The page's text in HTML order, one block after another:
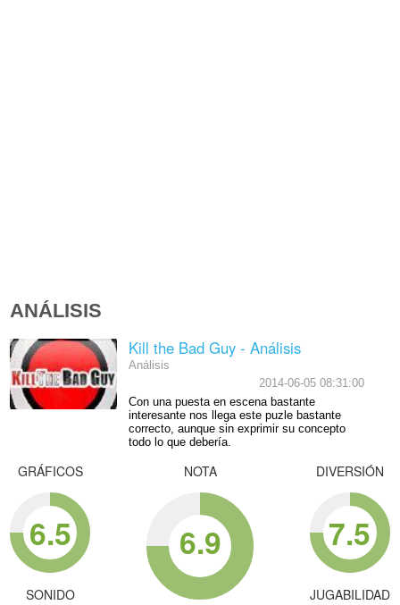
ANÁLISIS
Kill the Bad Guy - Análisis
Análisis
2014-06-05 08:31:00
Con una puesta en escena bastante
interesante nos llega este puzle bastante
correcto, aunque sin exprimir su concepto
todo lo que debería.
GRÁFICOS
6.5
SONIDO
NOTA
6.9
DIVERSIÓN
7.5
JUGABILIDAD